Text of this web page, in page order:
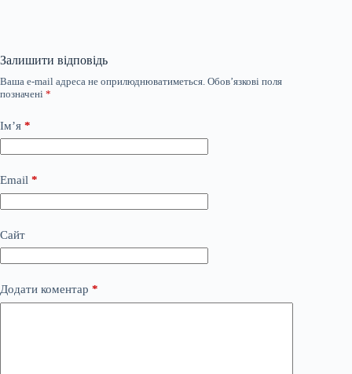
Залишити відповідь
Ваша e-mail адреса не оприлюднюватиметься. Обов’язкові поля
позначені *
Ім’я *
Email *
Сайт
Додати коментар *